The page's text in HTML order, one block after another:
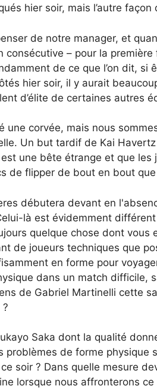
hier soir, mais l’autre
de notre manager, et
– pour la
de ce que l’on dit, si
hier soir, il y aurait
d’élite de certaines autres
corvée, mais nous
Un but tardif de Kai
une bête étrange et que
de flipper de bout en bout
débutera devant en
là est évidemment
quelque chose dont vous
de joueurs techniques que
en forme pour
dans un match difficile,
de Gabriel Martinelli cette
Saka dont la qualité
problèmes de forme
soir ? Dans quelle mesure
lorsque nous affronterons